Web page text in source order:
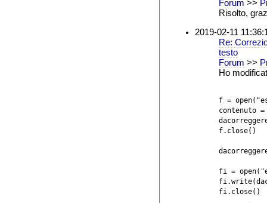
Forum >>
Risolto,
2019-02-11
Re:
testo
Forum >>
Ho
f =
contenuto
f.close()
fi =
fi.close()